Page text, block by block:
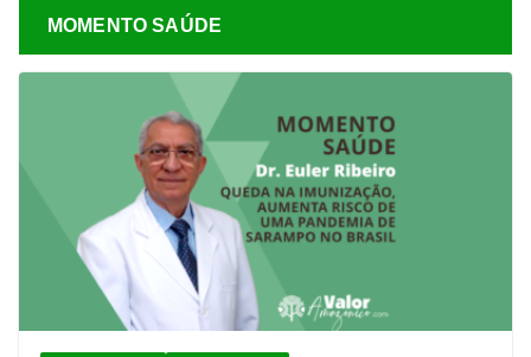
MOMENTO SAÚDE